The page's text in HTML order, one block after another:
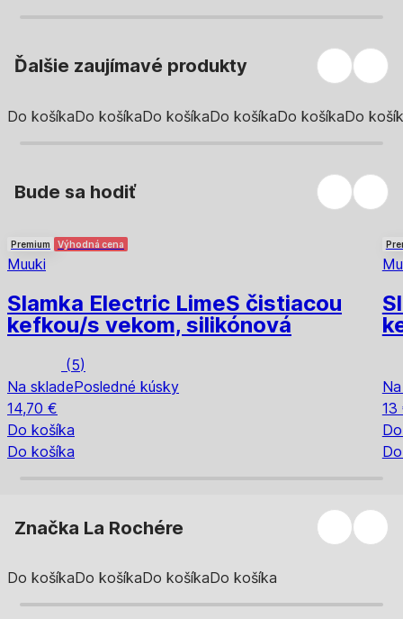
Ďalšie zaujímavé produkty
Do košíkaDo košíkaDo košíkaDo košíkaDo košíkaDo
Bude sa hodiť
Premium Výhodná cena
Muuki
Slamka Electric LimeS čistiacou
kefkou/s vekom, silikónová
(5)
Na skladePosledné kúsky
14,70 €
Do košíka
Do košíka
13
Značka La Rochére
Do košíkaDo košíkaDo košíkaDo košíka